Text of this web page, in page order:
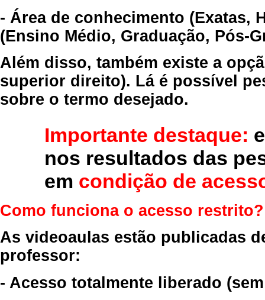
- Área de conhecimento (Exatas,
(Ensino Médio, Graduação, Pós-
Além disso, também existe a
superior direito). Lá é possível
sobre o termo desejado.
Importante destaque:
nos resultados das
em condição de
Como funciona o acesso restrito?
As videoaulas estão publicadas
professor:
- Acesso totalmente liberado